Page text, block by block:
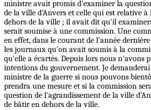
ministre avait promis d'examiner la
de la ville d'Anvers et celle qui est relative à
dehors de la ville ; il avait dit qu'il
serait soumise à une commission. Une
en effet, dans le courant de l'année
les journaux qu'on avait soumis à la
qu'elle a écartés. Depuis lors nous n'avons
intentions du gouvernement. Je
ministre de la guerre si nous pouvons
prendra une mesure et si la commission
question de l'agrandissement de la ville
de bâtir en dehors de la ville.